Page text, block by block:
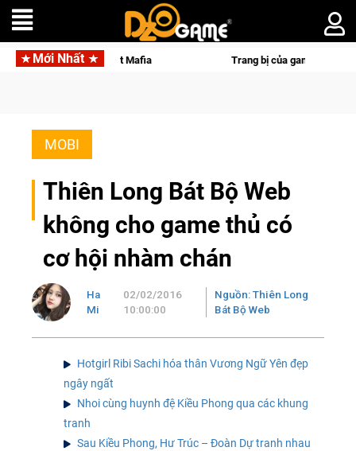
Mới Nhất
trong Cat Mafia Trang bị của game thủ Crossfire sẽ
MOBI
Thiên Long Bát Bộ Web
không cho game thủ có
cơ hội nhàm chán
Ha
Mi
02/02/2016
10:00:00
Nguồn: Thiên Long
Bát Bộ Web
Hotgirl Ribi Sachi hóa thân Vương Ngữ Yên đẹp
ngây ngất
Nhoi cùng huynh đệ Kiều Phong qua các khung
tranh
Sau Kiều Phong, Hư Trúc – Đoàn Dự tranh nhau